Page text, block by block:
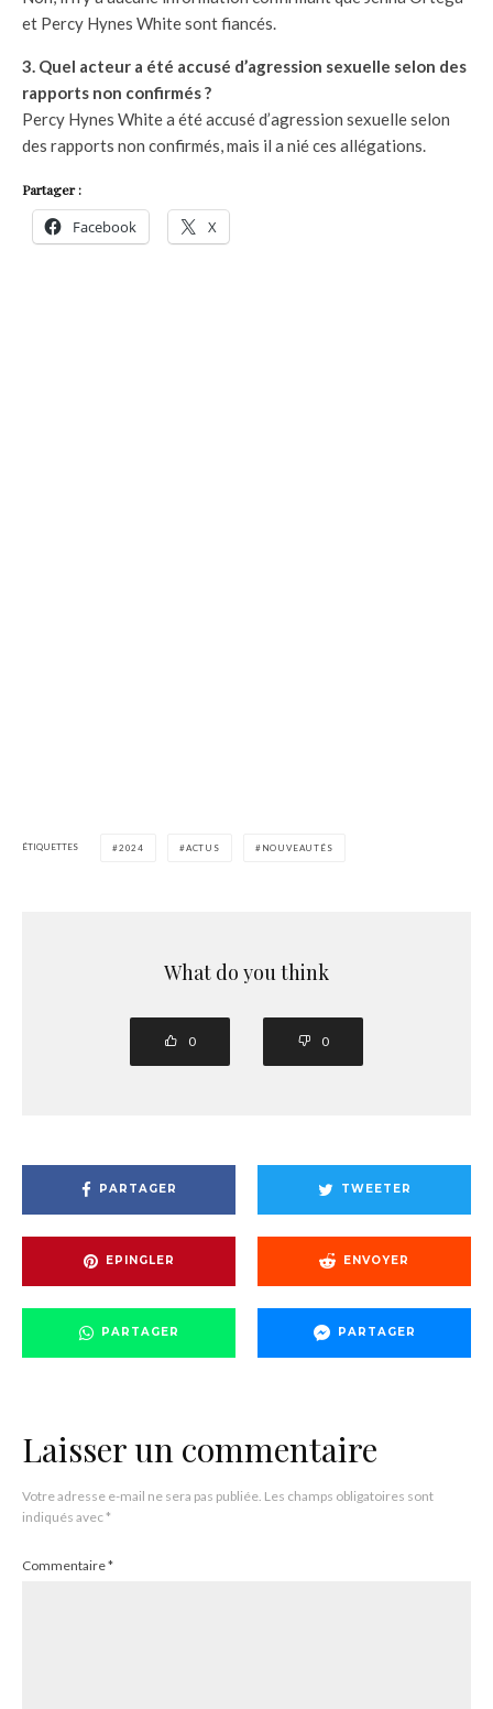
et Percy Hynes White sont fiancés.
3. Quel acteur a été accusé d’agression sexuelle selon des
rapports non confirmés ?
Percy Hynes White a été accusé d’agression sexuelle selon
des rapports non confirmés, mais il a nié ces allégations.
Partager :
Facebook X
ÉTIQUETTES 2024 ACTUS NOUVEAUTÉS
What do you think
0 0
PARTAGER TWEETER
EPINGLER ENVOYER
PARTAGER PARTAGER
Laisser un commentaire
Votre adresse e-mail ne sera pas publiée. Les champs obligatoires sont
indiqués avec*
Commentaire*